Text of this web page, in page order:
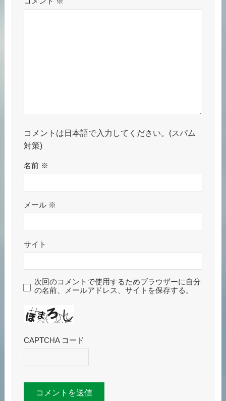
コメントは日本語で入力してください。(スパム
対策)
名前 ※
メール ※
サイト
次回のコメントで使用するためブラウザーに自分
の名前、メールアドレス、サイトを保存する。
CAPTCHA コード